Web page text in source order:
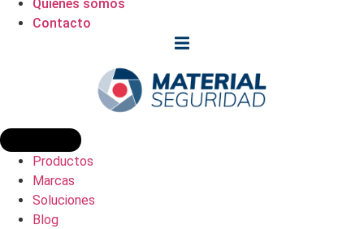
Quiénes somos
Contacto
Productos
Marcas
Soluciones
Blog